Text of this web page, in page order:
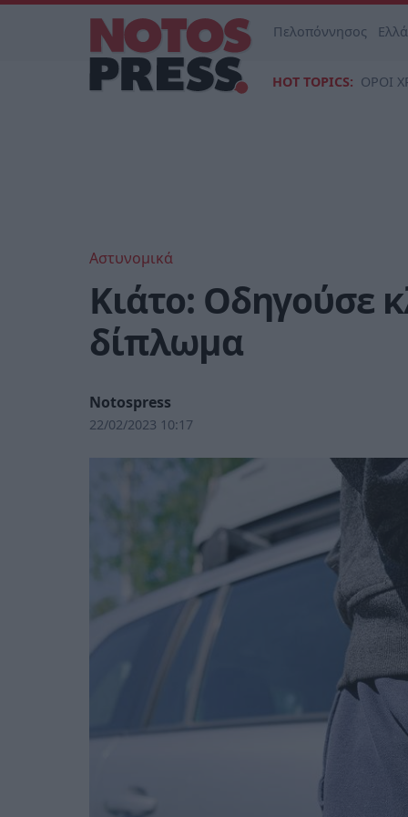
Πελοπόννησος
HOT TOPICS: ΟΡΟΙ
Αστυνομικά
Κιάτο: Οδηγούσε
δίπλωμα
Notospress
22/02/2023 10:17